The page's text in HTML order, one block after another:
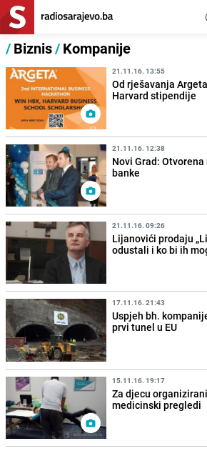
/Biznis/Kompanije
21.11.16. 13:55
Od rješavanja
Harvard stipendije
21.11.16. 12:38
Novi Grad:
banke
21.11.16. 09:26
Lijanovići prodaju
odustali i ko bi ih
17.11.16. 21:43
Uspjeh bh.
prvi tunel u EU
15.11.16. 19:17
Za djecu
medicinski pregledi